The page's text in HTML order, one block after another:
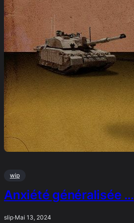
wip
Anxiété généralisée …
slip·Mai 13, 2024